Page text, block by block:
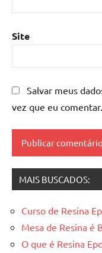
epoxi
mesa
de
madeira
mesas
resinadas
Site
Salvar meus
vez que eu comentar.
MAIS BUSCADOS:
Curso de Resina
Mesa de Resina é
O que é Resina